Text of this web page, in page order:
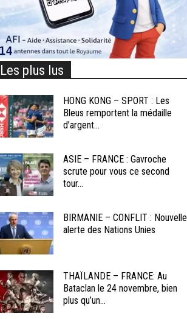
Les plus lus
HONG KONG – SPORT : Les
Bleus remportent la médaille
d’argent...
ASIE – FRANCE : Gavroche
scrute pour vous ce second
tour...
BIRMANIE – CONFLIT : Nouvelle
alerte des Nations Unies
THAÏLANDE – FRANCE: Au
Bataclan le 24 novembre, bien
plus qu’un...